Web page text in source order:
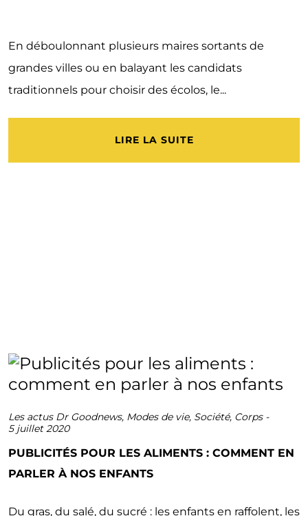
En déboulonnant plusieurs maires sortants de
grandes villes ou en balayant les candidats
traditionnels pour choisir des écolos, le...
LIRE LA SUITE
Les actus Dr Goodnews, Modes de vie, Société, Corps-
5 juillet 2020
PUBLICITÉS POUR LES ALIMENTS : COMMENT EN
PARLER À NOS ENFANTS
Du gras, du salé, du sucré : les enfants en raffolent, les